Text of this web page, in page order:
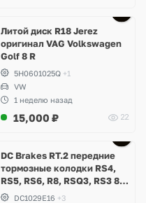
Литой диск R18 Jerez
оригинал VAG Volkswagen
Golf 8 R
5H0601025Q +1
VW
1 неделю назад
15,000 ₽ 22
DC Brakes RT.2 передние
тормозные колодки RS4,
RS5, RS6, R8, RSQ3, RS3 8V
(комплект 8 шт)
DC1029E16 +3